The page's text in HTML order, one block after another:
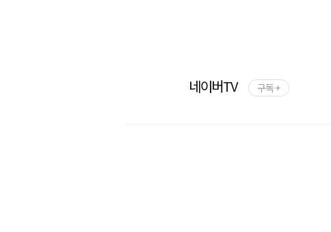
네이버TV 구독 +